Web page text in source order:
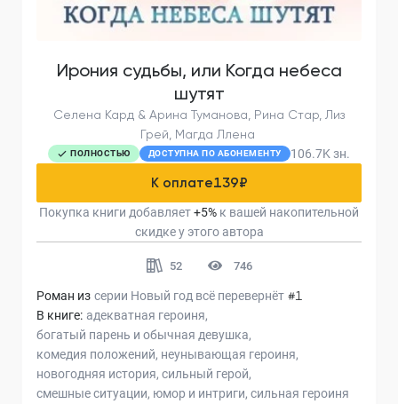
Ирония судьбы, или Когда небеса
шутят
Селена Кард & Арина Туманова, Рина Стар, Лиз
Грей, Магда Ллена
ПОЛНОСТЬЮ ДОСТУПНА ПО АБОНЕМЕНТУ 106.7K зн.
К оплате139₽
Покупка книги добавляет+5% к вашей накопительной
скидке у этого автора
52 746
Роман из серии Новый год всё перевернёт #1
В книге: адекватная героиня
богатый парень и обычная девушка
комедия положений неунывающая героиня
новогодняя история сильный герой
смешные ситуации юмор и интриги сильная героиня